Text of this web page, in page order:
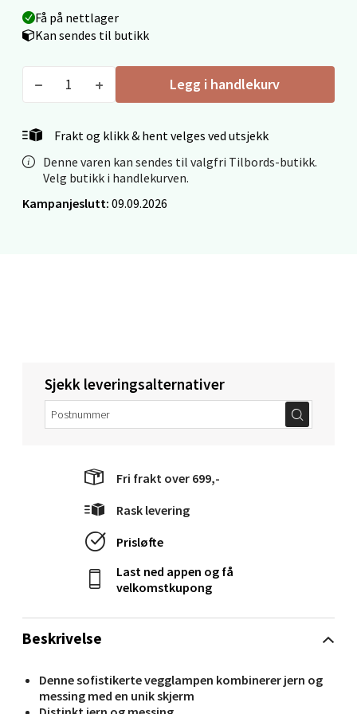
Få på nettlager
Kan sendes til butikk
Legg i handlekurv
Frakt og klikk & hent velges ved utsjekk
Denne varen kan sendes til valgfri Tilbords-butikk.
Velg butikk i handlekurven.
Kampanjeslutt: 09.09.2026
Beskrivelse
Denne sofistikerte vegglampen kombinerer jern og
messing med en unik skjerm
Sjekk leveringsalternativer
Fri frakt over 699,-
Rask levering
Prisløfte
Last ned appen og få
velkomstkupong
Stavanger og Sandnes - Thon
Madlakrossen nr 9, 4042 Stavanger
0 i butikk
Mandal - Alti Mandal
Åpent i dag 10-20
0 i butikk
Fridtjof Nansensgate 22, 8622 Mo i Rana